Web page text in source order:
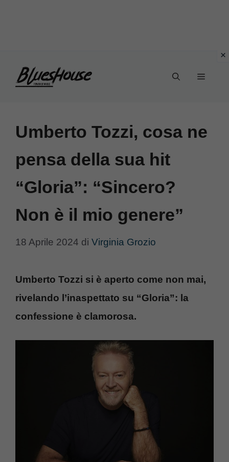
Menu
Umberto Tozzi, cosa ne
pensa della sua hit
“Gloria”: “Sincero?
Non è il mio genere”
18 Aprile 2024 di Virginia Grozio
Umberto Tozzi si è aperto come non mai,
rivelando l’inaspettato su “Gloria”: la
confessione è clamorosa.